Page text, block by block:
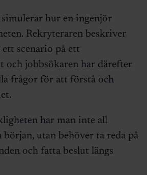
hur en ingenjör
Rekryteraren beskriver
scenario på ett
och jobbsökaren har därefter
frågor för att förstå och
har man inte all
utan behöver ta reda på
och fatta beslut längs